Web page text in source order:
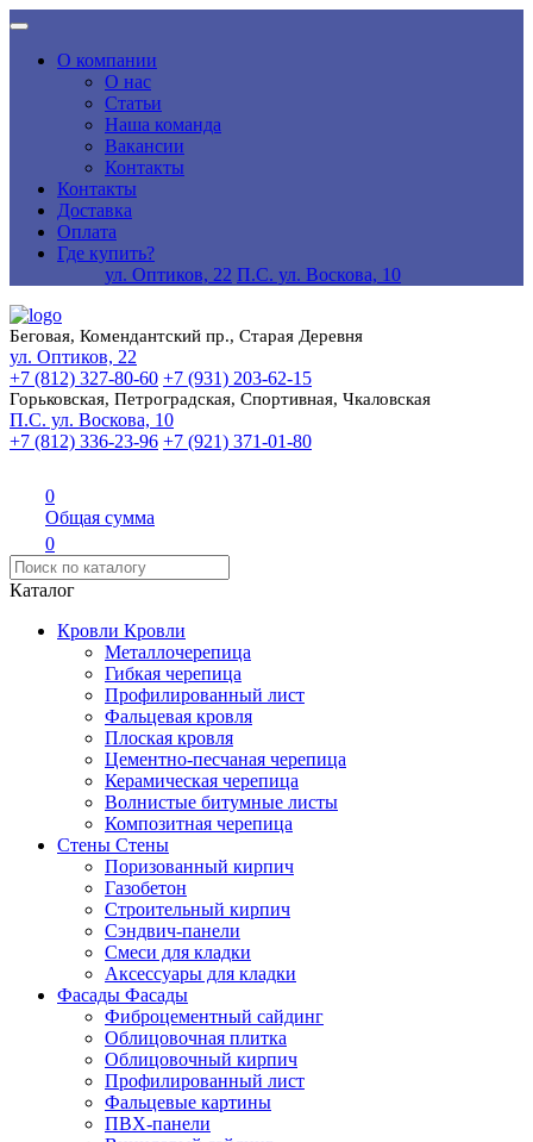
О компании
О нас
Статьи
Наша команда
Вакансии
Контакты
Контакты
Доставка
Оплата
Где купить?
ул. Оптиков, 22 П.С. ул. Воскова, 10
Беговая, Комендантский пр., Старая Деревня
ул. Оптиков, 22
+7 (812) 327-80-60 +7 (931) 203-62-15
Горьковская, Петроградская, Спортивная, Чкаловская
П.С. ул. Воскова, 10
+7 (812) 336-23-96 +7 (921) 371-01-80
0
Общая сумма
0
Каталог
Кровли Кровли
Металлочерепица
Гибкая черепица
Профилированный лист
Фальцевая кровля
Плоская кровля
Цементно-песчаная черепица
Керамическая черепица
Волнистые битумные листы
Композитная черепица
Стены Стены
Поризованный кирпич
Газобетон
Строительный кирпич
Сэндвич-панели
Смеси для кладки
Аксессуары для кладки
Фасады Фасады
Фиброцементный сайдинг
Облицовочная плитка
Облицовочный кирпич
Профилированный лист
Фальцевые картины
ПВХ-панели